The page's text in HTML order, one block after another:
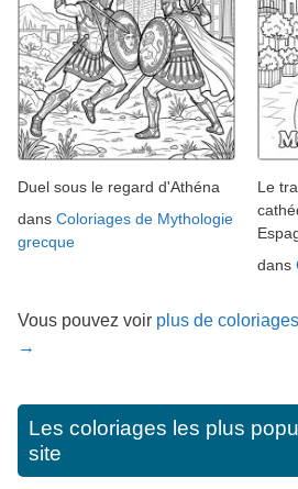
Duel sous le regard d'Athéna
dans Coloriages de Mythologie
grecque
Le
dans
Vous pouvez voir plus de
→
Les coloriages les plus
site